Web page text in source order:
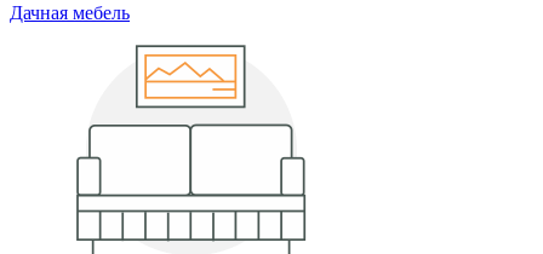
Дачная мебель